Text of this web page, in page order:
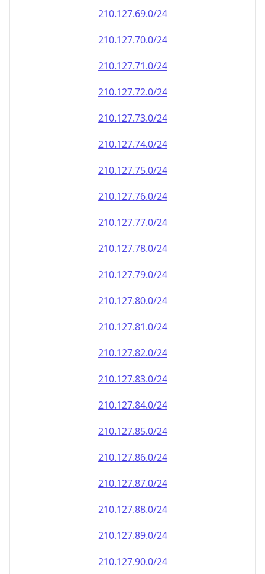
210.127.69.0/24
210.127.70.0/24
210.127.71.0/24
210.127.72.0/24
210.127.73.0/24
210.127.74.0/24
210.127.75.0/24
210.127.76.0/24
210.127.77.0/24
210.127.78.0/24
210.127.79.0/24
210.127.80.0/24
210.127.81.0/24
210.127.82.0/24
210.127.83.0/24
210.127.84.0/24
210.127.85.0/24
210.127.86.0/24
210.127.87.0/24
210.127.88.0/24
210.127.89.0/24
210.127.90.0/24